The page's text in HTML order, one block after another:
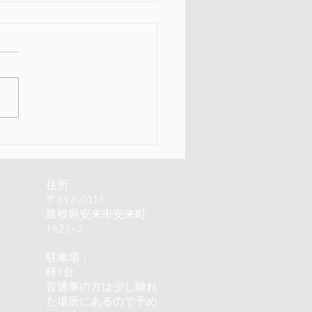
住所
〒692-0011
島根県安来市安来町
1622−2
駐車場：
軽1台
普通車の方は少し離れ
た場所にあるので予め